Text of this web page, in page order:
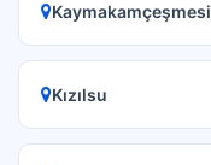
Kaymakamçeşmesi
Kızılsu